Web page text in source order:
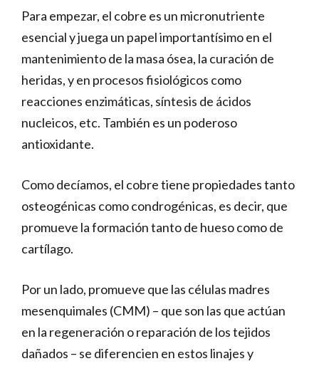
Para empezar, el cobre es un micronutriente
esencial y juega un papel importantísimo en el
mantenimiento de la masa ósea, la curación de
heridas, y en procesos fisiológicos como
reacciones enzimáticas, síntesis de ácidos
nucleicos, etc. También es un poderoso
antioxidante.
Como decíamos, el cobre tiene propiedades tanto
osteogénicas como condrogénicas, es decir, que
promueve la formación tanto de hueso como de
cartílago.
Por un lado, promueve que las células madres
mesenquimales (CMM) – que son las que actúan
en la regeneración o reparación de los tejidos
dañados – se diferencien en estos linajes y